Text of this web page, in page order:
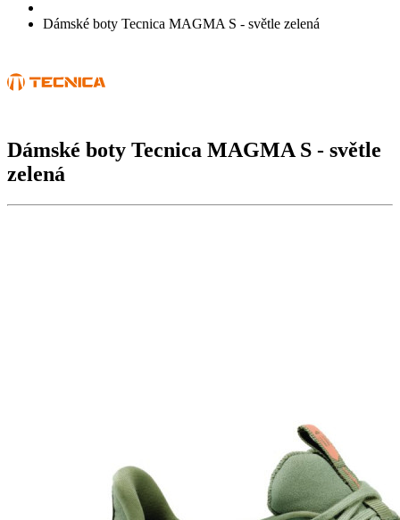
Dámské boty Tecnica MAGMA S - světle zelená
Dámské boty Tecnica MAGMA S - světle
zelená